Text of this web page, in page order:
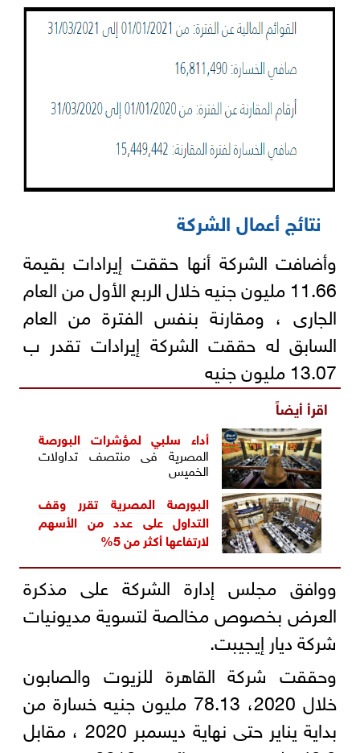
نتائج أعمال الشركة
وأضافت الشركة أنها حققت إيرادات بقيمة
11.66 مليون جنيه خلال الربع الأول من العام
الجارى ، ومقارنة بنفس الفترة من العام
السابق له حققت الشركة إيرادات تقدر ب
13.07 مليون جنيه
اقرأ أيضاً
أداء سلبي لمؤشرات البورصة
المصرية فى منتصف تداولات
الخميس
البورصة المصرية تقرر وقف
التداول على عدد من الأسهم
لارتفاعها أكثر من 5%
ووافق مجلس إدارة الشركة على مذكرة
العرض بخصوص مخالصة لتسوية مديونيات
شركة ديار إيجيبت.
وحققت شركة القاهرة للزيوت والصابون
خلال 2020، 78.13 مليون جنيه خسارة من
بداية يناير حتى نهاية ديسمبر 2020 ، مقابل